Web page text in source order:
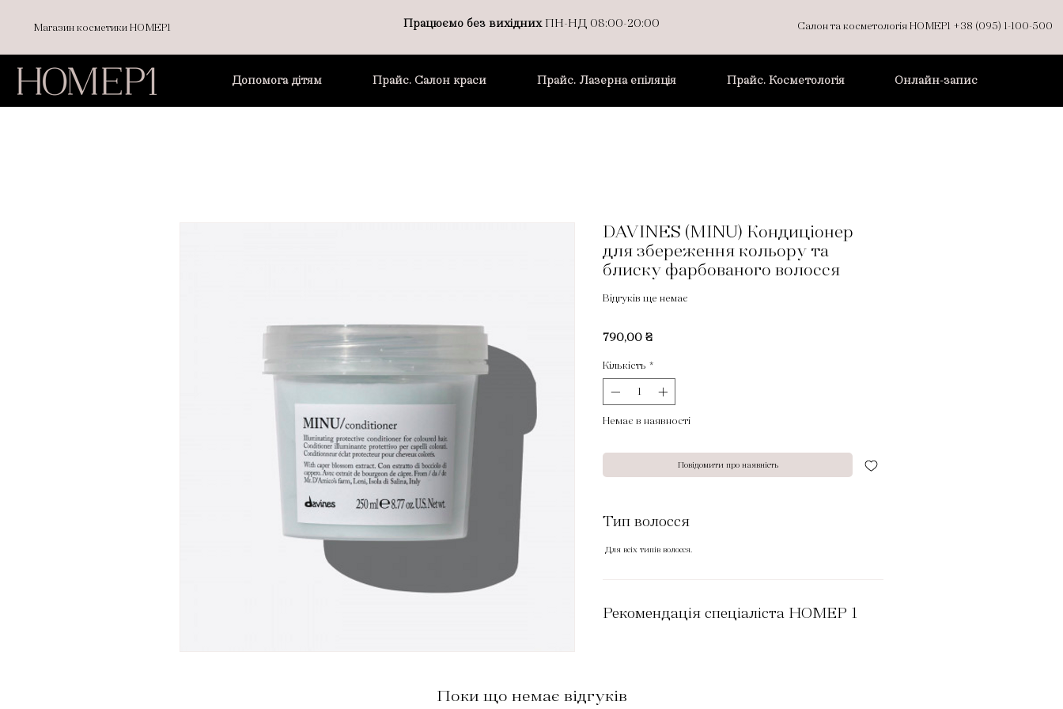
Магазин косметики НОМЕР1 Працюємо без вихіднихПН-НД 08:00-20:00 Салон та косметологія НОМЕР1 +38 (095) 1-100-500
Допомога дітям Прайс. Салон краси Прайс. Лазерна епіляція Прайс. Косметологія Онлайн-запис
DAVINES (MINU) Кондиціонер
для збереження кольору та
блиску фарбованого волосся
Відгуків ще немає
790,00 ₴Ціна
Кількість *
Немає в наявності
Повідомити про наявність
Тип волосся
Для всіх типів волосся.
Рекомендація спеціаліста НОМЕР 1
Поки що немає відгуків